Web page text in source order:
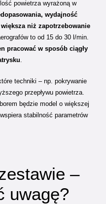
powietrza wyrażoną w
wydajność
niż zapotrzebowanie
to od 15 do 30 l/min.
pracować w sposób ciągły
.
techniki – np. pokrywanie
przepływu powietrza.
będzie model o większej
stabilność parametrów
–
uwagę?